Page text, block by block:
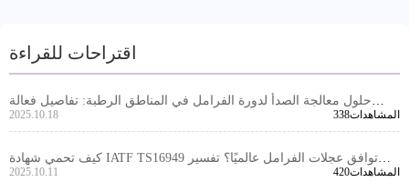
اقتراحات للقراءة
حلول معالجة الصدأ لدورة الفرامل في المناطق الرطبة: تفاصيل فعالة
لتمديد عمر نظام الفرامل للمركبات التجارية
2025.10.18 338المشاهدات
كيف تحمي شهادة IATF TS16949 توافق عجلات الفرامل عالميًا؟ تفسير
رسمي
2025.10.11 420المشاهدات